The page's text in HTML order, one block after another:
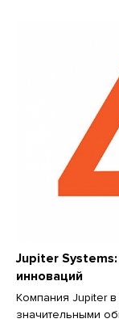
Jupiter
инноваций
Компания Jupiter
значительными